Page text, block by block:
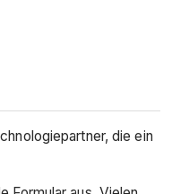
die ein